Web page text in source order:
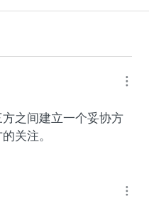
之间建立一个妥协方
关注。